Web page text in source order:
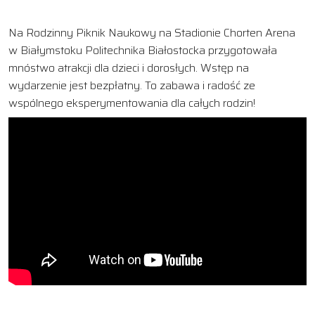
Na Rodzinny Piknik Naukowy na Stadionie Chorten Arena
w Białymstoku Politechnika Białostocka przygotowała
mnóstwo atrakcji dla dzieci i dorosłych. Wstęp na
wydarzenie jest bezpłatny. To zabawa i radość ze
wspólnego eksperymentowania dla całych rodzin!